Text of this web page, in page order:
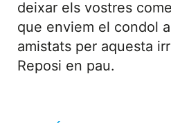
deixar els vostres
que enviem el condol
amistats per aquesta
Reposi en pau.